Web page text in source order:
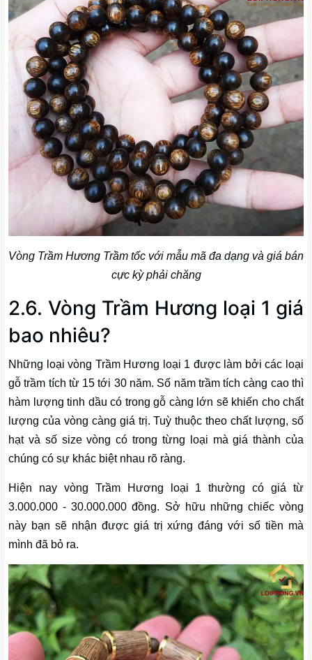
Vòng Trầm Hương Trầm tốc với mẫu mã đa dạng và giá bán
cực kỳ phải chăng
2.6. Vòng Trầm Hương loại 1 giá
bao nhiêu?
Những loại vòng Trầm Hương loại 1 được làm bởi các loại
gỗ trầm tích từ 15 tới 30 năm. Số năm trầm tích càng cao thì
hàm lượng tinh dầu có trong gỗ càng lớn sẽ khiến cho chất
lượng của vòng càng giá trị. Tuỳ thuộc theo chất lượng, số
hạt và số size vòng có trong từng loại mà giá thành của
chúng có sự khác biệt nhau rõ ràng.
Hiện nay vòng Trầm Hương loại 1 thường có giá từ
3.000.000 - 30.000.000 đồng. Sở hữu những chiếc vòng
này bạn sẽ nhận được giá trị xứng đáng với số tiền mà
mình đã bỏ ra.